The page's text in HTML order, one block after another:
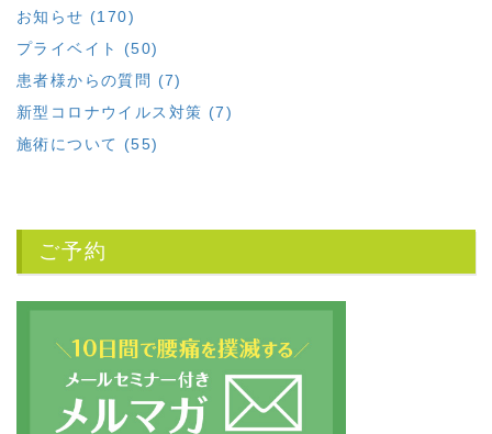
お知らせ (170)
プライベイト (50)
患者様からの質問 (7)
新型コロナウイルス対策 (7)
施術について (55)
ご予約